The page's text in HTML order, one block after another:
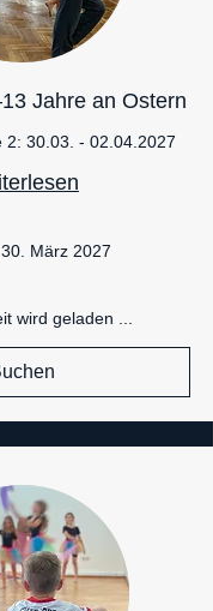
Jahre an Ostern
2: 30.03. - 02.04.2027
März 2027
wird geladen ...